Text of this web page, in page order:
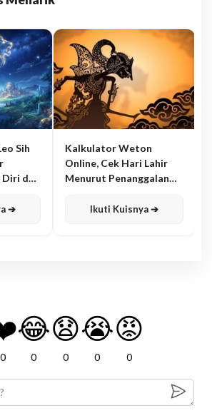
Sih
dan
➔
Kalkulator Weton
Online, Cek Hari Lahir
Menurut Penanggalan
Ikuti Kuisnya ➔
0
😂
0
😧
0
😭
0
😡
0